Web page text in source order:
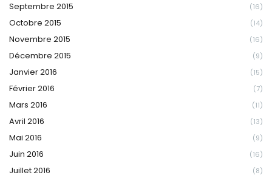
Septembre 2015 (16)
Octobre 2015 (14)
Novembre 2015 (16)
Décembre 2015 (9)
Janvier 2016 (15)
Février 2016 (7)
Mars 2016 (11)
Avril 2016 (13)
Mai 2016 (9)
Juin 2016 (16)
Juillet 2016 (8)